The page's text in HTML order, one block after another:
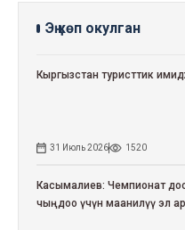
Эң көп окулган
Кыргызстан туристтик
31 Июль 2026 1520
Касымалиев: Чемпионат
чыңдоо үчүн маанилүү эл